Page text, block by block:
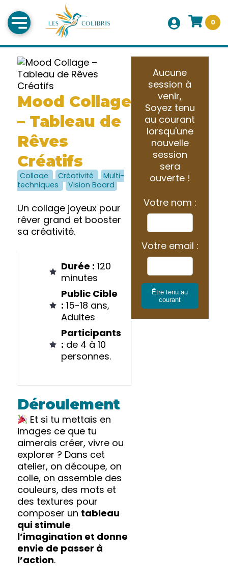
0
Mood Collage
– Tableau de
Rêves
Créatifs
Collage Créativité
Multi-
techniques
Vision Board
Un collage joyeux pour
rêver grand et booster
sa créativité.
Durée : 120
minutes
Public Cible
: 15-18 ans,
Adultes
Participants
: de 4 à 10
personnes.
Déroulement
Et si tu mettais en
images ce que tu
aimerais créer, vivre ou
explorer ? Dans cet
atelier, on découpe, on
colle, on assemble des
couleurs, des mots et
des textures pour
composer un tableau
qui stimule
l’imagination et donne
envie de passer à
l’action.
Aucune
session à
venir,
Soyez tenu
au courant
lorsqu'une
nouvelle
session
sera
ouverte !
Votre nom :
Votre email :
Être tenu au
courant